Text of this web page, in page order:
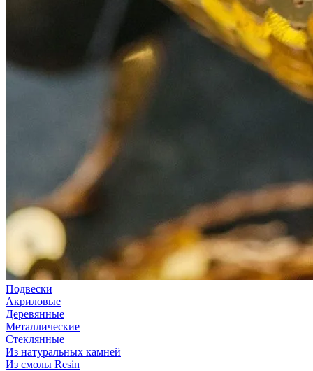
Подвески
Акриловые
Деревянные
Металлические
Стеклянные
Из натуральных камней
Из смолы Resin